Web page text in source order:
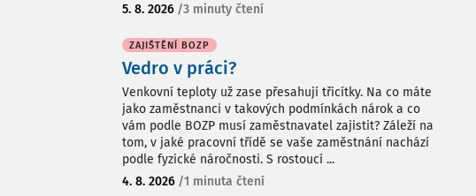
5. 8. 2026 /3 minuty čtení
ZAJIŠTĚNÍ BOZP
Vedro v práci?
Venkovní teploty už zase přesahují třicítky. Na co máte
jako zaměstnanci v takových podmínkách nárok a co
vám podle BOZP musí zaměstnavatel zajistit? Záleží na
tom, v jaké pracovní třídě se vaše zaměstnání nachází
podle fyzické náročnosti. S rostoucí ...
4. 8. 2026 /1 minuta čtení